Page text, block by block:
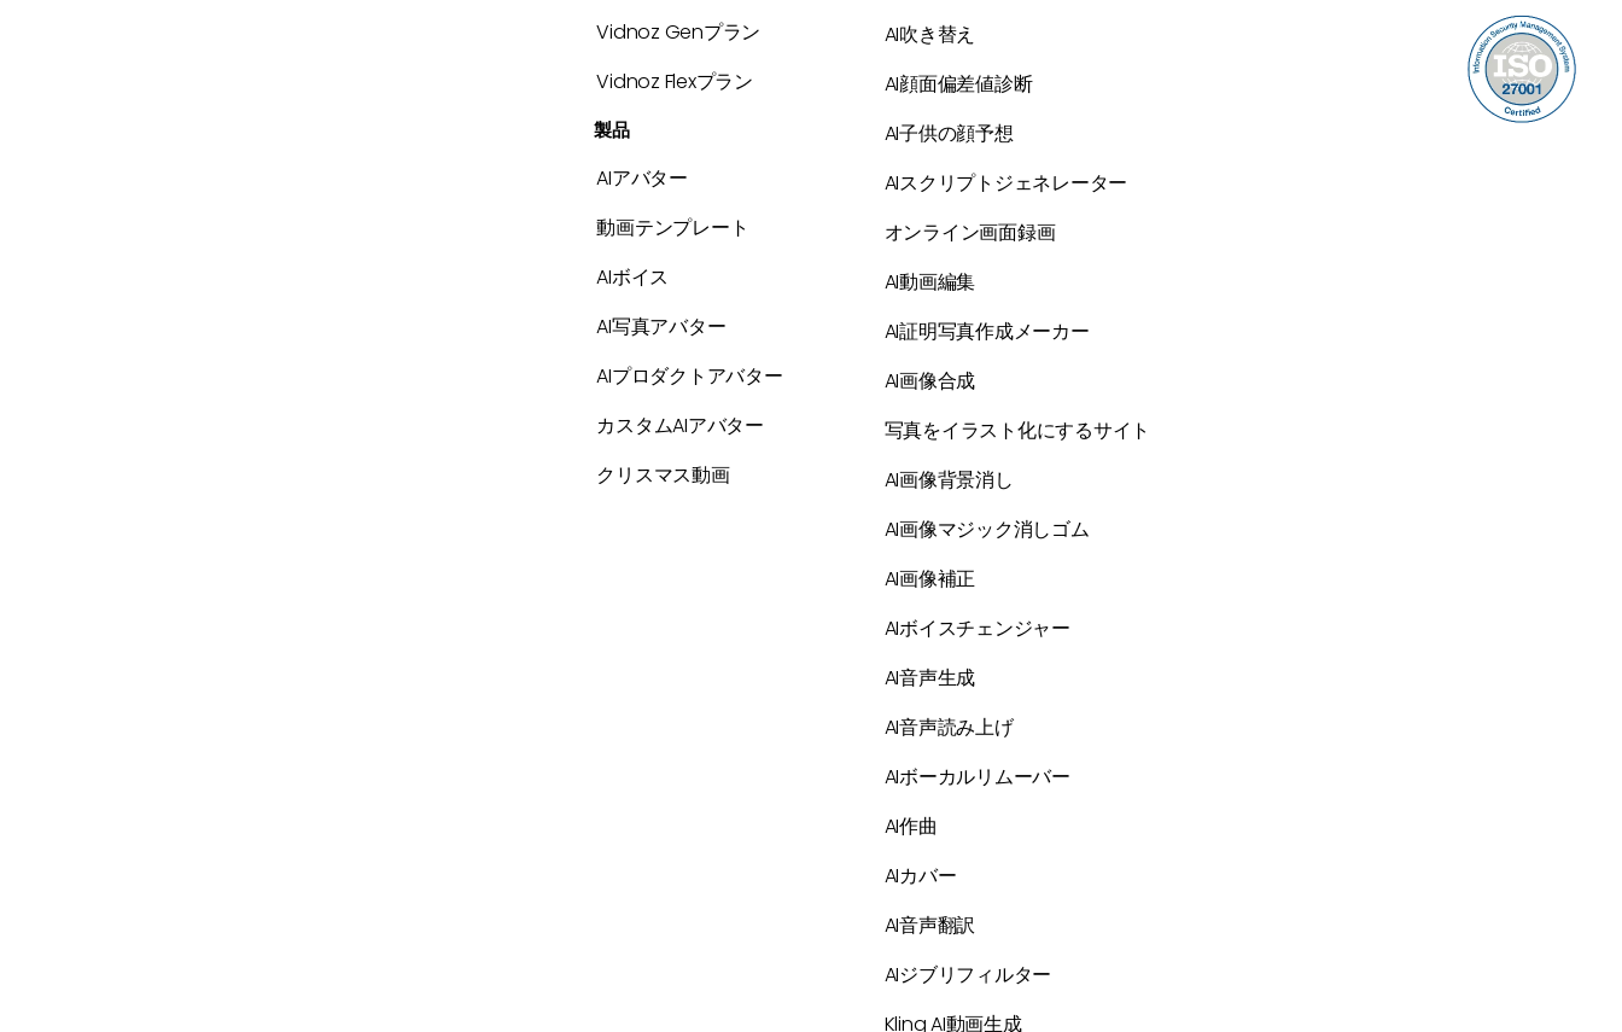
Vidnoz Genプラン
Vidnoz Flexプラン
製品
AIアバター
動画テンプレート
AIボイス
AI写真アバター
AIプロダクトアバター
カスタムAIアバター
クリスマス動画
AI吹き替え
AI顔面偏差値診断
AI子供の顔予想
AIスクリプトジェネレーター
オンライン画面録画
AI動画編集
AI証明写真作成メーカー
AI画像合成
写真をイラスト化にするサイト
AI画像背景消し
AI画像マジック消しゴム
AI画像補正
AIボイスチェンジャー
AI音声生成
AI音声読み上げ
AIボーカルリムーバー
AI作曲
AIカバー
AI音声翻訳
AIジブリフィルター
Kling AI動画生成